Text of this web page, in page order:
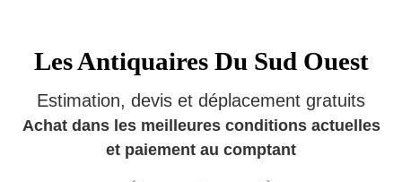
Les Antiquaires Du Sud Ouest
Estimation, devis et déplacement gratuits
Achat dans les meilleures conditions actuelles
et paiement au comptant